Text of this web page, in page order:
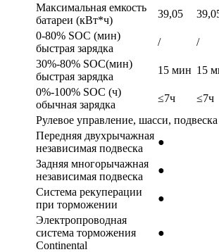
Максимальная емкость
батареи (кВт*ч)
39,05
0-80% SOC (мин)
быстрая зарядка
/ /
30%-80% SOC(мин)
быстрая зарядка
15 мин 15
0%-100% SOC (ч)
обычная зарядка
≤7ч ≤7ч
Рулевое управление, шасси, подвеска
Передняя двухрычажная
независимая подвеска
●
Задняя многорычажная
независимая подвеска
●
Система рекуперации
при торможении
●
Электропроводная
система торможения
Continental
●